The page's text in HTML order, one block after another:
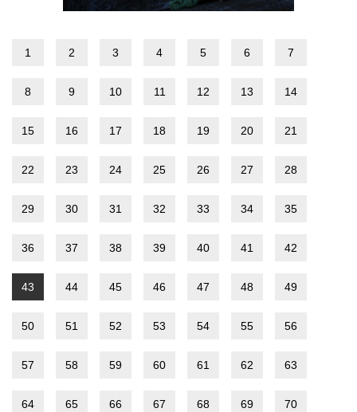
1 2 3 4 5 6 7
8 9 10 11 12 13 14
15 16 17 18 19 20 21
22 23 24 25 26 27 28
29 30 31 32 33 34 35
36 37 38 39 40 41 42
43 44 45 46 47 48 49
50 51 52 53 54 55 56
57 58 59 60 61 62 63
64 65 66 67 68 69 70